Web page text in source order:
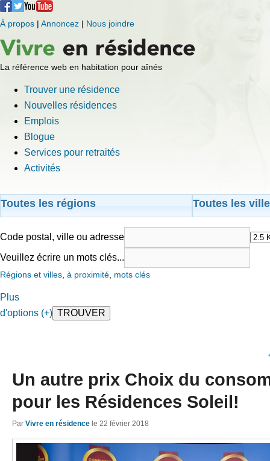
À propos | Annoncez | Nous joindre
La référence web en habitation pour aînés
Trouver une résidence
Nouvelles résidences
Emplois
Blogue
Services pour retraités
Activités
Toutes les régions Toutes les
Code postal, ville ou adresse
Veuillez écrire un mots clés...
Régions et villes à proximité mots clés
Plus
d'options (+)
Un autre prix Choix du
pour les Résidences Soleil!
Par Vivre en résidence le 22 février 2018